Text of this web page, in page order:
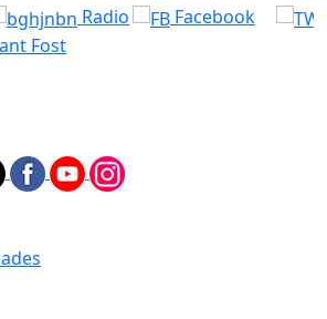
Radio
Fost
Facebook